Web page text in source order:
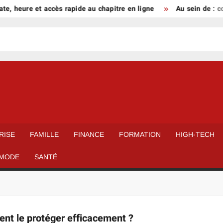
heure et accès rapide au chapitre en ligne Au sein de :
FAMILLE FINANCE FORMATION HIGH-TECH
SANTÉ
le protéger efficacement ?